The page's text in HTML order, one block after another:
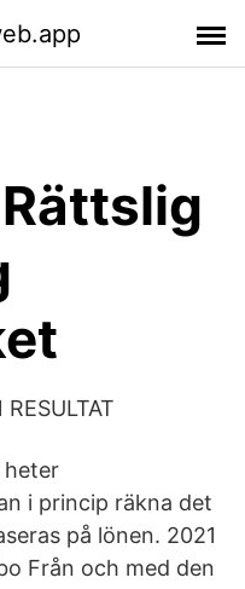
heter
i princip räkna det
på lönen. 2021
Från och med den